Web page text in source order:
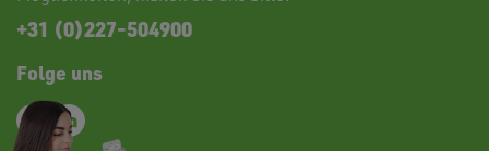
+31 (0)227-504900
Folge uns